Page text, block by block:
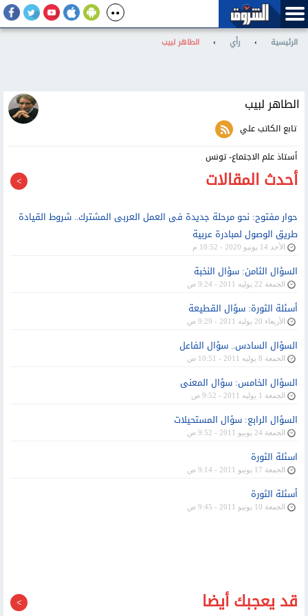
الرئيسية › رأي › الطاهر لبيب
الطاهر لبيب
تابع الكاتب علي
أستاذ علم الاجتماع- تونس
أحدث المقالات
حوار مفتوح: نحو مرحلة جديدة فى العمل العربى المشترك.. شروط القيادة
طريق الوصول لمبادرة عربية
الأحد 14 يونيو 2020 - 10:52 م
السؤال الثامن: سؤال النخبة
الجمعة 22 يوليه 2011 - 9:24 ص
أسئلة الثورة: سؤال القطيعة
الأربعاء 20 يوليه 2011 - 9:29 ص
السؤال السادس.. سؤال الفاعل
الجمعة 8 يوليه 2011 - 10:51 ص
السؤال الخامس: سؤال المعنى
الجمعة 1 يوليه 2011 - 9:52 ص
السؤال الرابع: سؤال المستحيلات
الجمعة 24 يونيو 2011 - 9:52 ص
اسئلة الثورة
الجمعة 17 يونيو 2011 - 9:14 ص
أسئلة الثورة
الجمعة 10 يونيو 2011 - 9:45 ص
قد يعجبك أيضا